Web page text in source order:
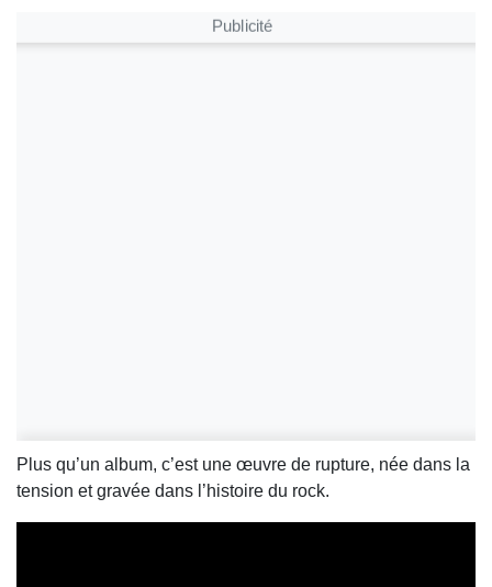
Publicité
Plus qu’un album, c’est une œuvre de rupture, née dans la
tension et gravée dans l’histoire du rock.